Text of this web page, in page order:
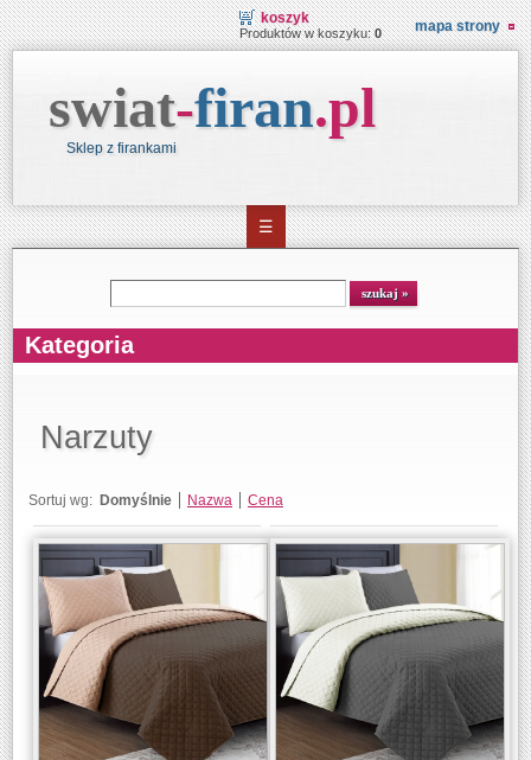
koszyk
Produktów w koszyku:0 mapa strony
swiat-firan.pl
Sklep z firankami
☰
Kategoria
Narzuty
Sortuj wg: Domyślnie Nazwa Cena